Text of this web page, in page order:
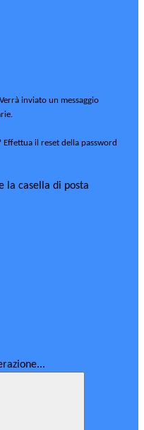
Verrà inviato un messaggio
Effettua il reset della password
la casella di posta